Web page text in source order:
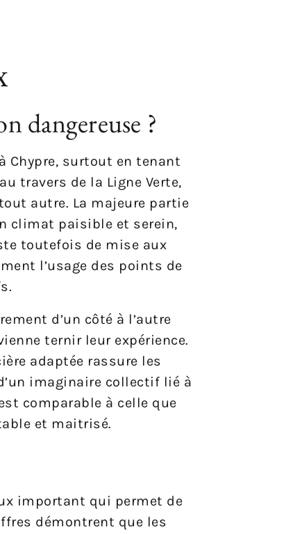
dangereuse ?
Chypre, surtout en tenant
travers de la Ligne Verte,
autre. La majeure partie
climat paisible et serein,
toutefois de mise aux
l’usage des points de
d’un côté à l’autre
ternir leur expérience.
adaptée rassure les
imaginaire collectif lié à
comparable à celle que
et maitrisé.
important qui permet de
démontrent que les